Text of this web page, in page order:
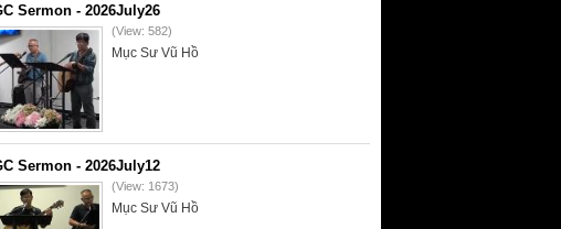
Sermon - 2026July26
(View: 582)
Mục Sư Vũ Hồ
Sermon - 2026July12
(View: 1673)
Mục Sư Vũ Hồ